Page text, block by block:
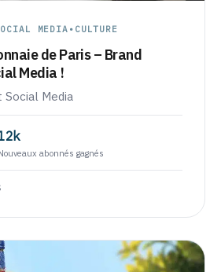
MEDIA • CULTURE
de Paris – Brand
Media !
Media
abonnés gagnés